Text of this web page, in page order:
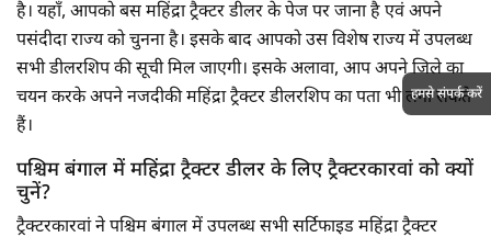
है। यहाँ, आपको बस महिंद्रा ट्रैक्टर डीलर के पेज पर जाना है एवं अपने
पसंदीदा राज्य को चुनना है। इसके बाद आपको उस विशेष राज्य में उपलब्ध
सभी डीलरशिप की सूची मिल जाएगी। इसके अलावा, आप अपने जिले का
चयन करके अपने नजदीकी महिंद्रा ट्रैक्टर डीलरशिप का पता भी लगा सकते
हैं।
पश्चिम बंगाल में महिंद्रा ट्रैक्टर डीलर के लिए ट्रैक्टरकारवां को क्यों
चुनें?
ट्रैक्टरकारवां ने पश्चिम बंगाल में उपलब्ध सभी सर्टिफाइड महिंद्रा ट्रैक्टर
हमसे संपर्क करें